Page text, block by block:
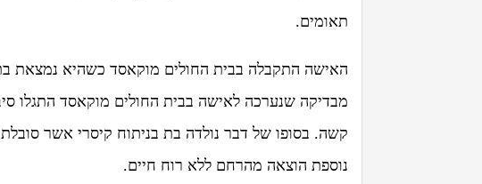
תאומים.
האישה התקבלה בבית החולים מוקאסד כשהיא נמצאת
מבדיקה שנערכה לאישה בבית החולים מוקאסד התגלו
קשה. בסופו של דבר נולדה בת בניתוח קיסרי אשר
נוספת הוצאה מהרחם ללא רוח חיים.